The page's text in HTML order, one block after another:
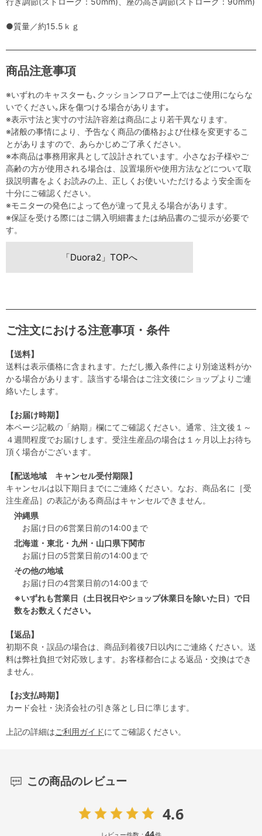
●質量／約15.5ｋｇ
商品注意事項
※いずれのキャスターも､クッションフロアー上ではご使用にならな
いでください｡床を傷つける場合があります｡
※表示寸法と実寸の寸法許容差は商品により若干異なります。
※諸般の事情により、予告なく商品の価格および仕様を変更するこ
とがありますので、あらかじめご了承ください。
※本商品は事務用家具として設計されています。小さなお子様やご
高齢の方が使用される場合は、設置場所や使用方法などについて取
扱説明書をよくお読みの上、正しくお使いいただけるよう安全面を
十分にご確認ください。
※モニターの発色によって色が違って見える場合があります。
※保証を受ける際にはご購入明細書または納品書のご提示が必要で
す。
「Duora2」TOPへ
ご注文における注意事項・条件
【送料】
送料は表示価格に含まれます。ただし搬入条件により別途送料がか
かる場合があります。該当する場合はご注文後にショップよりご連
絡いたします。
【お届け時期】
本ページ記載の「納期」欄にてご確認ください。通常、注文後１～
４週間程度でお届けします。受注生産品の場合は１ヶ月以上お待ち
頂く場合がございます。
【配送地域 キャンセル受付期限】
キャンセルは以下期日までにご連絡ください。なお、商品名に［受
注生産品］の表記がある商品はキャンセルできません。
沖縄県
お届け日の6営業日前の14:00まで
北海道・東北・九州・山口県下関市
お届け日の5営業日前の14:00まで
その他の地域
お届け日の4営業日前の14:00まで
※いずれも営業日（土日祝日やショップ休業日を除いた日）で日
数をお数えください。
【返品】
初期不良・誤品の場合は、商品到着後7日以内にご連絡ください。送
料は弊社負担で対応致します。お客様都合による返品・交換はでき
ません。
【お支払時期】
カード会社・決済会社の引き落とし日に準じます。
上記の詳細はご利用ガイドにてご確認ください。
この商品のレビュー
4.6